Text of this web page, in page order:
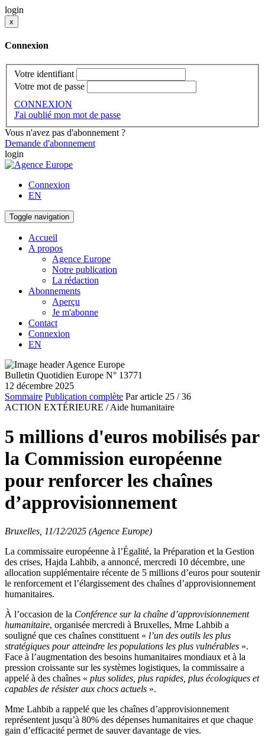
login
x
Connexion
Votre identifiant
Votre mot de passe
CONNEXION
J'ai oublié mon mot de passe
Vous n'avez pas d'abonnement ?
Demande d'abonnement
login
Connexion
EN
Toggle navigation
Accueil
A propos
Agence Europe
Notre publication
La rédaction
Abonnements
Aperçu
Je m'abonne
Contact
Connexion
EN
Bulletin Quotidien Europe N° 13771
12 décembre 2025
Sommaire Publication complète Par article 25 / 36
ACTION EXTÉRIEURE / Aide humanitaire
5 millions d'euros mobilisés par
la Commission européenne
pour renforcer les chaînes
d’approvisionnement
Bruxelles, 11/12/2025 (Agence Europe)
La commissaire européenne à l’Égalité, la Préparation et la Gestion
des crises, Hajda Lahbib, a annoncé, mercredi 10 décembre, une
allocation supplémentaire récente de 5 millions d’euros pour soutenir
le renforcement et l’élargissement des chaînes d’approvisionnement
humanitaires.
À l’occasion de la Conférence sur la chaîne d’approvisionnement
humanitaire, organisée mercredi à Bruxelles, Mme Lahbib a
souligné que ces chaînes constituent « l’un des outils les plus
stratégiques pour atteindre les populations les plus vulnérables ».
Face à l’augmentation des besoins humanitaires mondiaux et à la
pression croissante sur les systèmes logistiques, la commissaire a
appelé à des chaînes « plus solides, plus rapides, plus écologiques et
capables de résister aux chocs actuels ».
Mme Lahbib a rappelé que les chaînes d’approvisionnement
représentent jusqu’à 80% des dépenses humanitaires et que chaque
gain d’efficacité permet de sauver davantage de vies.